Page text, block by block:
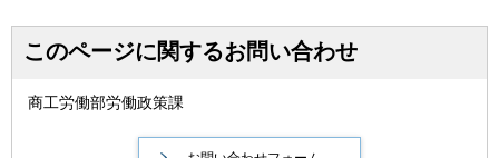
このページに関するお問い合わせ
商工労働部労働政策課